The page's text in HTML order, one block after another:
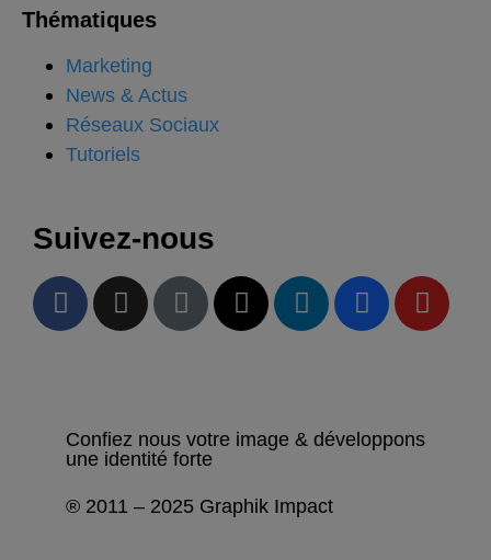
Thématiques
Marketing
News & Actus
Réseaux Sociaux
Tutoriels
Suivez-nous
Confiez nous votre image & développons
une identité forte
® 2011 – 2025 Graphik Impact